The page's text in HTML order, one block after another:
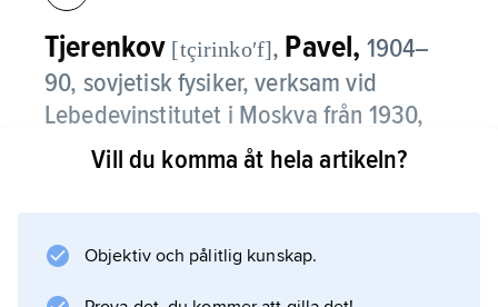
Tjerenkov [tçirinkoʹf], Pavel, 1904–
90, sovjetisk fysiker, verksam vid
Lebedevinstitutet i Moskva från 1930,
som avdelningsföreståndare där från
blåaktiga ljus,
Vill du komma åt hela artikeln?
Objektiv och pålitlig kunskap.